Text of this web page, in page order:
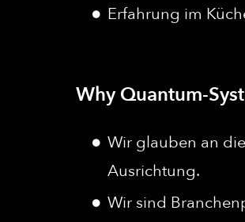
Erfahrung im
Why Quantum-
Wir glauben an
Ausrichtung.
Wir sind